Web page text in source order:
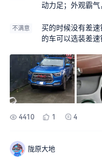
动力足；外观霸
不满意
买的时候没有差
的车可以选装差
4410 1 4
陇原大地